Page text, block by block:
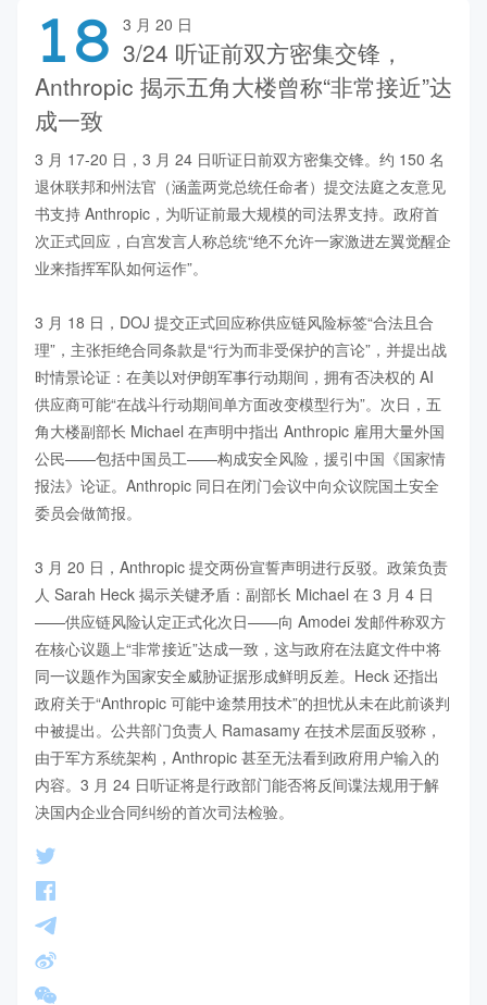
18 3 月 20 日
3/24 听证前双方密集交锋，
Anthropic 揭示五角大楼曾称“非常接近”达
成一致
3 月 17-20 日，3 月 24 日听证日前双方密集交锋。约 150 名
退休联邦和州法官（涵盖两党总统任命者）提交法庭之友意见
书支持 Anthropic，为听证前最大规模的司法界支持。政府首
次正式回应，白宫发言人称总统“绝不允许一家激进左翼觉醒企
业来指挥军队如何运作”。
3 月 18 日，DOJ 提交正式回应称供应链风险标签“合法且合
理”，主张拒绝合同条款是“行为而非受保护的言论”，并提出战
时情景论证：在美以对伊朗军事行动期间，拥有否决权的 AI
供应商可能“在战斗行动期间单方面改变模型行为”。次日，五
角大楼副部长 Michael 在声明中指出 Anthropic 雇用大量外国
公民——包括中国员工——构成安全风险，援引中国《国家情
报法》论证。Anthropic 同日在闭门会议中向众议院国土安全
委员会做简报。
3 月 20 日，Anthropic 提交两份宣誓声明进行反驳。政策负责
人 Sarah Heck 揭示关键矛盾：副部长 Michael 在 3 月 4 日
——供应链风险认定正式化次日——向 Amodei 发邮件称双方
在核心议题上“非常接近”达成一致，这与政府在法庭文件中将
同一议题作为国家安全威胁证据形成鲜明反差。Heck 还指出
政府关于“Anthropic 可能中途禁用技术”的担忧从未在此前谈判
中被提出。公共部门负责人 Ramasamy 在技术层面反驳称，
由于军方系统架构，Anthropic 甚至无法看到政府用户输入的
内容。3 月 24 日听证将是行政部门能否将反间谍法规用于解
决国内企业合同纠纷的首次司法检验。